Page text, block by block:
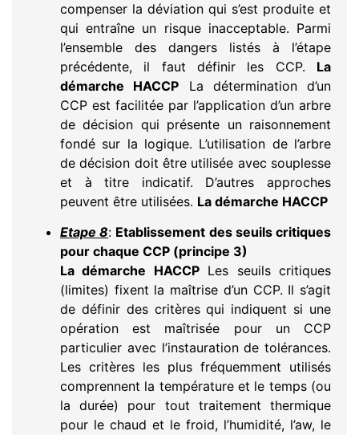
compenser la déviation qui s’est produite et
qui entraîne un risque inacceptable. Parmi
l’ensemble des dangers listés à l’étape
précédente, il faut définir les CCP. La
démarche HACCP La détermination d’un
CCP est facilitée par l’application d’un arbre
de décision qui présente un raisonnement
fondé sur la logique. L’utilisation de l’arbre
de décision doit être utilisée avec souplesse
et à titre indicatif. D’autres approches
peuvent être utilisées. La démarche HACCP
Etape 8: Etablissement des seuils critiques
pour chaque CCP (principe 3)
La démarche HACCPLes seuils critiques
(limites) fixent la maîtrise d’un CCP. Il s’agit
de définir des critères qui indiquent si une
opération est maîtrisée pour un CCP
particulier avec l’instauration de tolérances.
Les critères les plus fréquemment utilisés
comprennent la température et le temps (ou
la durée) pour tout traitement thermique
pour le chaud et le froid, l’humidité, l’aw, le